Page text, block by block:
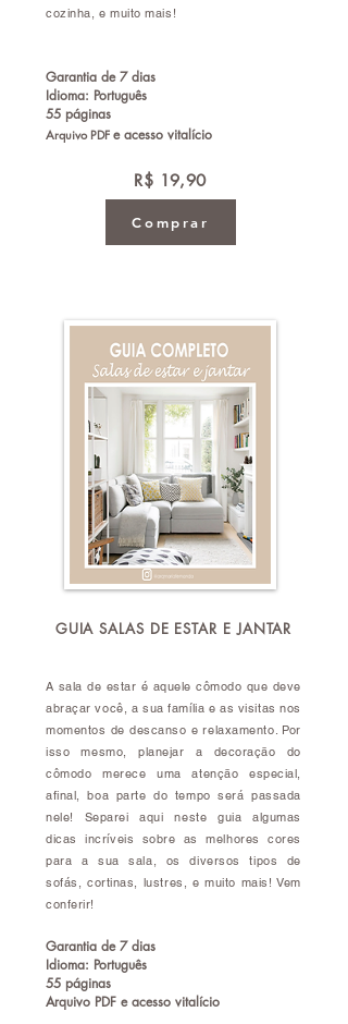
cozinha, e muito mais!
Garantia de 7 dias
Idioma: Português
55 páginas
Arquivo PDF e acesso vitalício
R$ 19,90
Comprar
GUIA SALAS DE ESTAR E JANTAR
A sala de estar é aquele cômodo que deve
abraçar você, a sua família e as visitas nos
momentos de descanso e relaxamento. Por
isso mesmo, planejar a decoração do
cômodo merece uma atenção especial,
afinal, boa parte do tempo será passada
nele! Separei aqui neste guia algumas
dicas incríveis sobre as melhores cores
para a sua sala, os diversos tipos de
sofás, cortinas, lustres, e muito mais! Vem
conferir!
Garantia de 7 dias
Idioma: Português
55 páginas
Arquivo PDF e acesso vitalício